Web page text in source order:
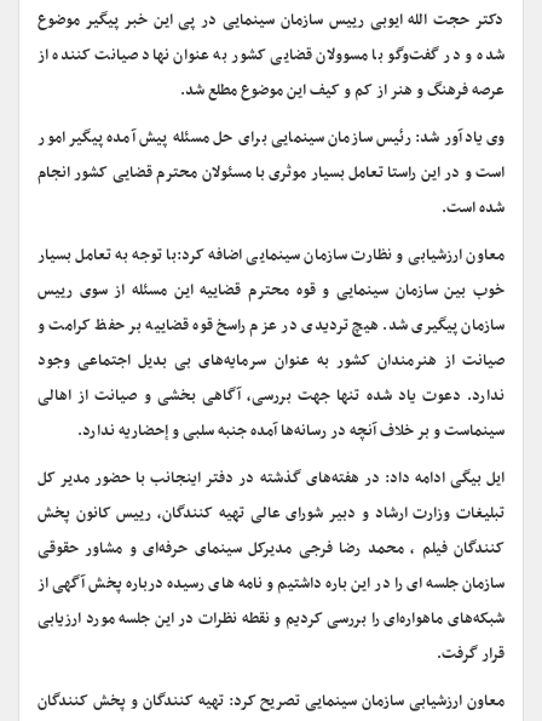
دکتر حجت الله ایوبی رییس سازمان سینمایی در پی این خبر پیگیر موضوع
شده و در گفت‌وگو با مسوولان قضایی کشور به عنوان نهاد صیانت کننده از
عرصه فرهنگ و هنر از کم و کیف این موضوع مطلع شد.
وی یادآور شد: رئیس سازمان سینمایی برای حل مسئله پیش آمده پیگیر امور
است و در این راستا تعامل بسیار موثری با مسئولان محترم قضایی کشور انجام
شده است.
معاون ارزشیابی و نظارت سازمان سینمایی اضافه کرد:با توجه به تعامل بسیار
خوب بین سازمان سینمایی و قوه محترم قضاییه این مسئله از سوی رییس
سازمان پیگیری شد. هیچ تردیدی در عزم راسخ قوه قضاییه بر حفظ کرامت و
صیانت از هنرمندان کشور به عنوان سرمایه‌های بی بدیل اجتماعی وجود
ندارد. دعوت یاد شده تنها جهت بررسی، آگاهی بخشی و صیانت از اهالی
سینماست و بر خلاف آنچه در رسانه‌ها آمده جنبه سلبی و إحضاریه ندارد.
ایل بیگی ادامه داد: در هفته‌های گذشته در دفتر اینجانب با حضور مدیر کل
تبلیغات وزارت ارشاد و دبیر شورای عالی تهیه کنندگان، رییس کانون پخش
کنندگان فیلم ، محمد رضا فرجی مدیرکل سینمای حرفه‌ای و مشاور حقوقی
سازمان جلسه ای را در این باره داشتیم و نامه های رسیده درباره پخش آگهی از
شبکه‌های ماهواره‌ای را بررسی کردیم و نقطه نظرات در این جلسه مورد ارزیابی
قرار گرفت.
معاون ارزشیابی سازمان سینمایی تصریح کرد: تهیه کنندگان و پخش کنندگان